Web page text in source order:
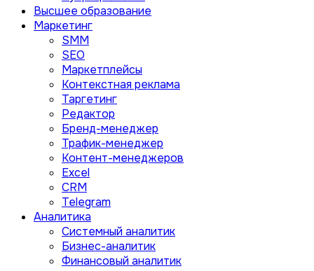
Высшее образование
Маркетинг
SMM
SEO
Маркетплейсы
Контекстная реклама
Таргетинг
Редактор
Бренд-менеджер
Трафик-менеджер
Контент-менеджеров
Excel
CRM
Telegram
Аналитика
Системный аналитик
Бизнес-аналитик
Финансовый аналитик